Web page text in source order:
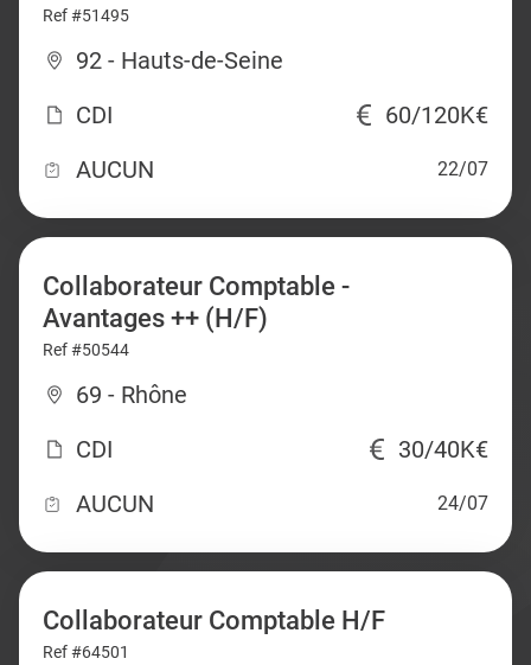
Ref #51495
92 - Hauts-de-Seine
CDI
60/120K€
AUCUN
22/07
Collaborateur Comptable -
Avantages ++ (H/F)
Ref #50544
69 - Rhône
CDI
30/40K€
AUCUN
24/07
Collaborateur Comptable H/F
Ref #64501